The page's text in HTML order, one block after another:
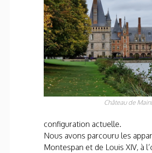
Château de
configuration actuelle.
Nous avons parcouru les
Montespan et de Louis XIV, à